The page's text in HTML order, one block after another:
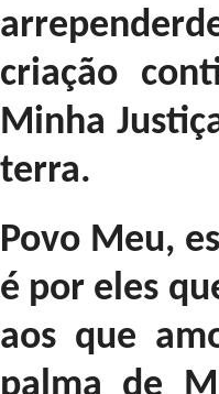
criação
Minha
terra.
Povo Meu,
é por eles
aos que